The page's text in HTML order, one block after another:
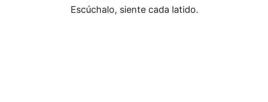
Escúchalo, siente cada latido.